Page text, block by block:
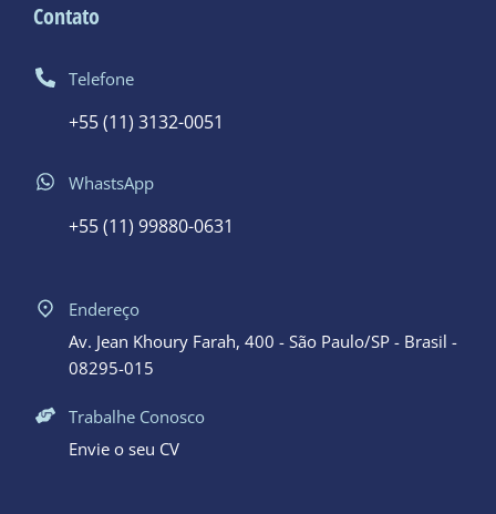
Contato
Telefone
+55 (11) 3132-0051
WhastsApp
+55 (11) 99880-0631
Endereço
Av. Jean Khoury Farah, 400 - São Paulo/SP - Brasil -
08295-015
Trabalhe Conosco
Envie o seu CV